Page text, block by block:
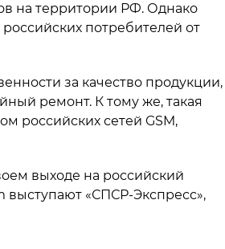
на территории РФ. Однако
потребителей от
за качество продукции,
ремонт. К тому же, такая
российских сетей GSM,
выходе на российский
выступают «СПСР-Экспресс»,